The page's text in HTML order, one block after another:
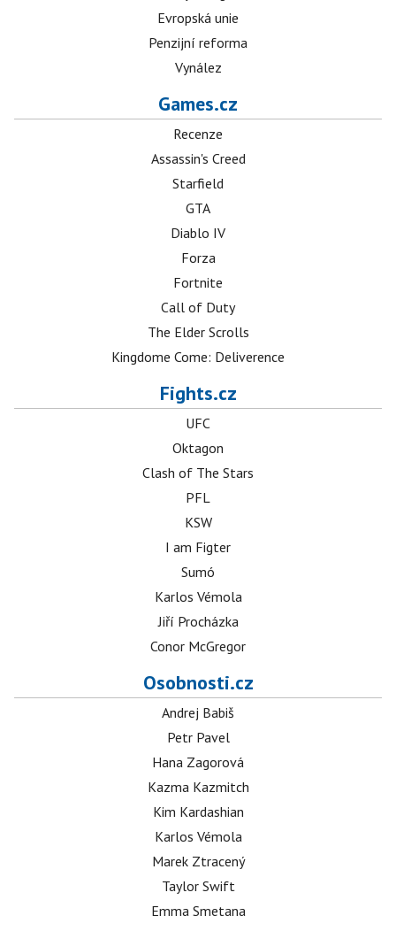
Evropská unie
Penzijní reforma
Vynález
Games.cz
Recenze
Assassin's Creed
Starfield
GTA
Diablo IV
Forza
Fortnite
Call of Duty
The Elder Scrolls
Kingdome Come: Deliverence
Fights.cz
UFC
Oktagon
Clash of The Stars
PFL
KSW
I am Figter
Sumó
Karlos Vémola
Jiří Procházka
Conor McGregor
Osobnosti.cz
Andrej Babiš
Petr Pavel
Hana Zagorová
Kazma Kazmitch
Kim Kardashian
Karlos Vémola
Marek Ztracený
Taylor Swift
Emma Smetana